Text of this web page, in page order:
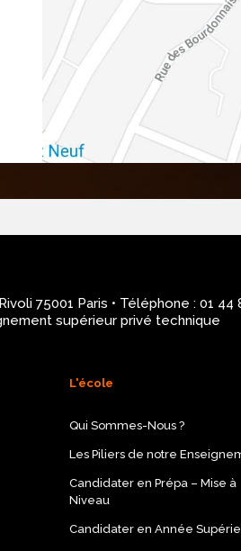
75001 Paris • Téléphone : 01
supérieur privé technique
L'école
Qui Sommes-Nous ?
Les Piliers de notre
Candidater en Prépa – Mise à
Niveau
Candidater en Année